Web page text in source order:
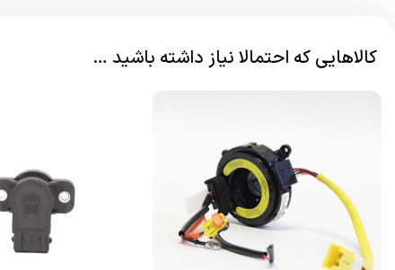
کالاهایی که احتمالا نیاز داشته باشید …